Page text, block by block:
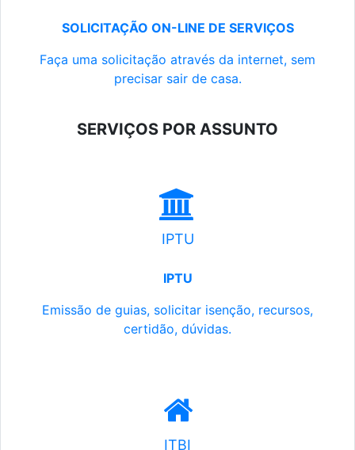
SOLICITAÇÃO ON-LINE DE SERVIÇOS
Faça uma solicitação através da internet, sem
precisar sair de casa.
SERVIÇOS POR ASSUNTO
IPTU
IPTU
Emissão de guias, solicitar isenção, recursos,
certidão, dúvidas.
ITBI